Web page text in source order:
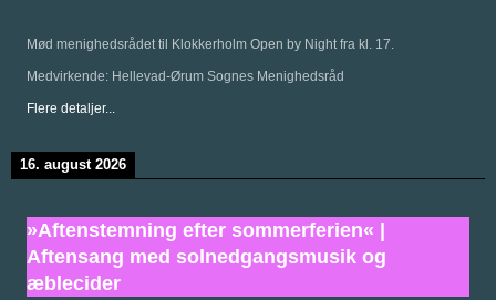
Mød menighedsrådet til Klokkerholm Open by Night fra kl. 17.
Medvirkende: Hellevad-Ørum Sognes Menighedsråd
Flere detaljer...
16. august 2026
»Aftenstemning efter sommerferien« |
Aftensang med solnedgangsmusik og
æblecider